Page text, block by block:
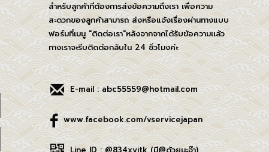
สำหรับลูกค้าที่ต้องการส่งข้อความถึงเรา เพื่อความ
สะดวกของลูกค้าสามารถ ส่งหรือแจ้งเรื่องผ่านทางแบบ
ฟอร์มที่เมนู "ติดต่อเรา"หลังจากจากได้รับข้อความเเล้ว
ทางเราจะรีบติดต่อกลับใน 24 ชั่วโมงค่ะ
E-mail : abc55559@hotmail.com
www.facebook.com/vservicejapan